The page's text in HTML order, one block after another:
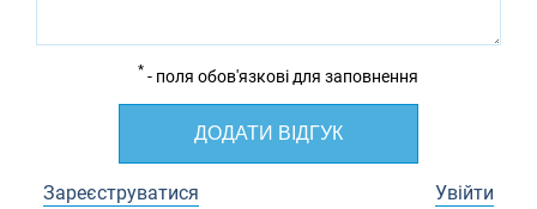
* - поля обов'язкові для заповнення
ДОДАТИ ВІДГУК
Зареєструватися Увійти